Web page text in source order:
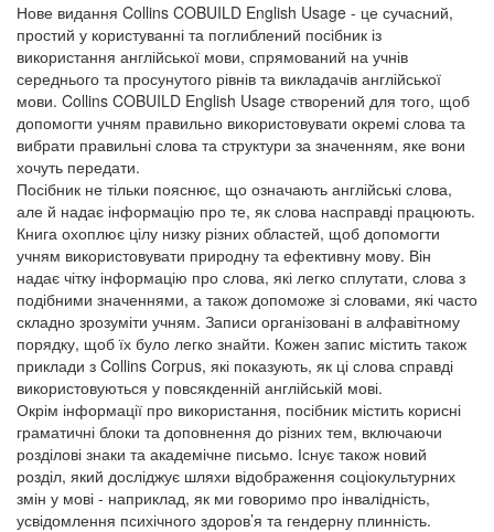
Нове видання Collins COBUILD English Usage - це сучасний,
простий у користуванні та поглиблений посібник із
використання англійської мови, спрямований на учнів
середнього та просунутого рівнів та викладачів англійської
мови. Collins COBUILD English Usage створений для того, щоб
допомогти учням правильно використовувати окремі слова та
вибрати правильні слова та структури за значенням, яке вони
хочуть передати.
Посібник не тільки пояснює, що означають англійські слова,
але й надає інформацію про те, як слова насправді працюють.
Книга охоплює цілу низку різних областей, щоб допомогти
учням використовувати природну та ефективну мову. Він
надає чітку інформацію про слова, які легко сплутати, слова з
подібними значеннями, а також допоможе зі словами, які часто
складно зрозуміти учням. Записи організовані в алфавітному
порядку, щоб їх було легко знайти. Кожен запис містить також
приклади з Collins Corpus, які показують, як ці слова справді
використовуються у повсякденній англійській мові.
Окрім інформації про використання, посібник містить корисні
граматичні блоки та доповнення до різних тем, включаючи
розділові знаки та академічне письмо. Існує також новий
розділ, який досліджує шляхи відображення соціокультурних
змін у мові - наприклад, як ми говоримо про інвалідність,
усвідомлення психічного здоров’я та гендерну плинність.